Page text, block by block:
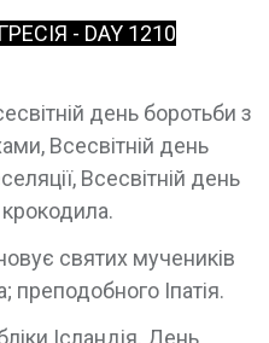
- DAY 1210
день боротьби з
Всесвітній день
Всесвітній день
крокодила.
святих мучеників
преподобного Іпатія.
Ісландія. День